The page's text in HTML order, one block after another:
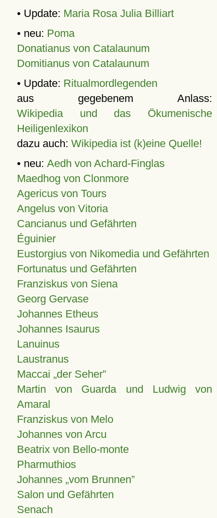
• Update: Maria Rosa Julia Billiart
• neu: Poma
Donatianus von Catalaunum
Domitianus von Catalaunum
• Update: Ritualmordlegenden
aus gegebenem Anlass:
Wikipedia und das Ökumenische
Heiligenlexikon
dazu auch: Wikipedia ist (k)eine Quelle!
• neu: Aedh von Achard-Finglas
Maedhog von Clonmore
Agericus von Tours
Angelus von Vitoria
Cancianus und Gefährten
Éguinier
Eustorgius von Nikomedia und Gefährten
Fortunatus und Gefährten
Franziskus von Siena
Georg Gervase
Johannes Etheus
Johannes Isaurus
Lanuinus
Laustranus
Maccai „der Seher”
Martin von Guarda und Ludwig von
Amaral
Franziskus von Melo
Johannes von Arcu
Beatrix von Bello-monte
Pharmuthios
Johannes vom Brunnen
Salon und Gefährten
Senach